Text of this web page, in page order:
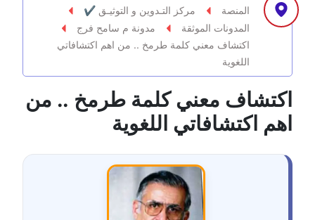
مدونة احمد ابراهيم
مدونة أحمد أبو الدهب
عاملة
عاملة
مدونة أحمد الجمال
المنصة
مركز التـدوين و التوثيـق ✔
المدونات الموثقة
مدونة م سامح فرج
اكتشاف معني كلمة طرمخ .. من اهم اكتشافاتي
اللغوية
اكتشاف معني كلمة طرمخ .. من
اهم اكتشافاتي اللغوية